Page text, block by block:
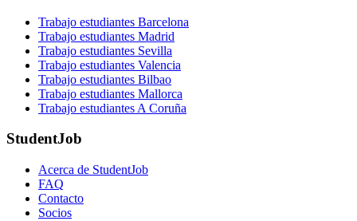
Trabajo estudiantes Barcelona
Trabajo estudiantes Madrid
Trabajo estudiantes Sevilla
Trabajo estudiantes Valencia
Trabajo estudiantes Bilbao
Trabajo estudiantes Mallorca
Trabajo estudiantes A Coruña
StudentJob
Acerca de StudentJob
FAQ
Contacto
Socios